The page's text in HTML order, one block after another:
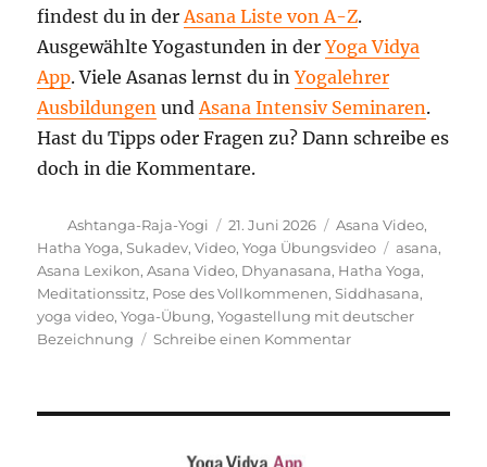
findest du in der Asana Liste von A-Z.
Ausgewählte Yogastunden in derYoga Vidya
App. Viele Asanas lernst du inYogalehrer
Ausbildungen und Asana Intensiv Seminaren.
Hast du Tipps oder Fragen zu? Dann schreibe es
doch in die Kommentare.
Autor
Ashtanga-Raja-Yogi
Veröffentlicht
am
21. Juni 2026 Kategorien
Asana Video,
Hatha Yoga,Sukadev,Video,Yoga Übungsvideo asana,
Asana Lexikon,Asana Video, Dhyanasana, Hatha Yoga,
Meditationssitz, Pose des Vollkommenen,Siddhasana,
yoga video,Yoga-Übung,Yogastellung mit deutscher
Bezeichnung
Schreibe einen Kommentarzu